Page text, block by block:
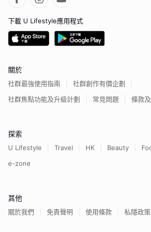
下載 U Lifestyle應用程式
關於
社群最強使用指南
社群創作有價企劃
社群焦點功能及升級計劃
常見問題 條款
探索
U Lifestyle Travel HK Beauty
e-zone
其他
關於我們 免責聲明 使用條款 私隱政策